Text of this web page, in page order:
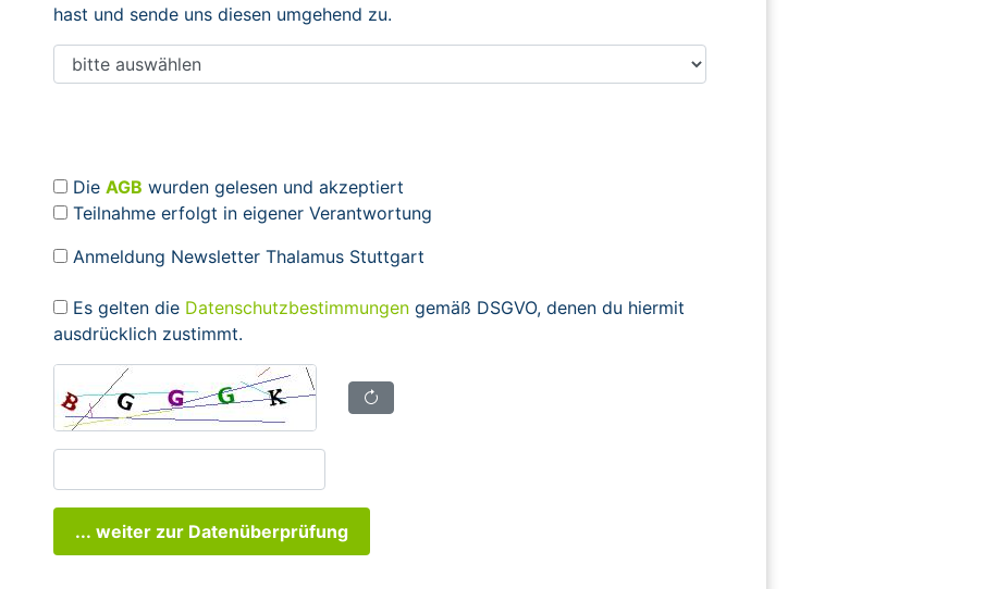
hast und sende uns diesen umgehend zu.
Die AGB wurden gelesen und akzeptiert
Teilnahme erfolgt in eigener Verantwortung
Anmeldung Newsletter Thalamus Stuttgart
Es gelten die Datenschutzbestimmungen gemäß DSGVO, denen du hiermit
ausdrücklich zustimmt.
... weiter zur Datenüberprüfung